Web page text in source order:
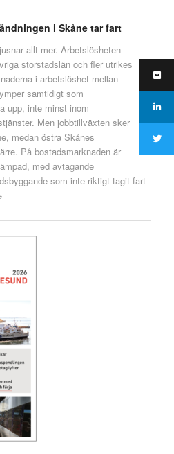
i Skåne tar fart
allt mer. Arbetslösheten
storstadslän och fler utrikes
i arbetslöshet mellan
samtidigt som
upp, inte minst inom
Men jobbtillväxten sker
medan östra Skånes
På bostadsmarknaden är
med avtagande
som inte riktigt tagit fart